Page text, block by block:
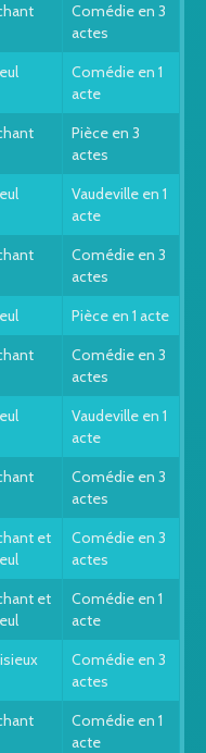
Comédie en 3
actes
Comédie en 1
acte
Pièce en 3
actes
Vaudeville en 1
acte
Comédie en 3
actes
Pièce en 1 acte
Comédie en 3
actes
Vaudeville en 1
acte
Comédie en 3
actes
et
Comédie en 3
actes
et
Comédie en 1
acte
Comédie en 3
actes
Comédie en 1
acte